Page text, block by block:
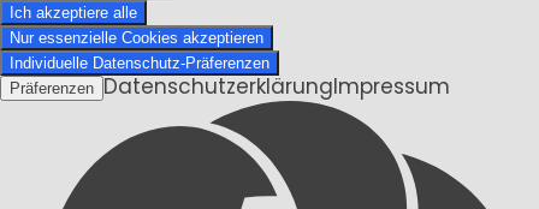
Ich akzeptiere alle
Nur essenzielle Cookies akzeptieren
Individuelle Datenschutz-Präferenzen
Präferenzen DatenschutzerklärungImpressum